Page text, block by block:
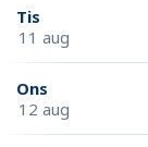
Tis
11 aug
Ons
12 aug